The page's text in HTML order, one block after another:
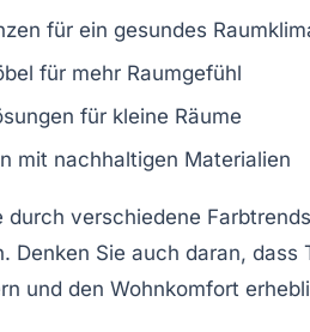
für ein gesundes
für mehr Raumgefühl
für kleine Räume
mit nachhaltigen Materialien
durch verschiedene Farbtrends
Denken Sie auch daran, dass
und den Wohnkomfort